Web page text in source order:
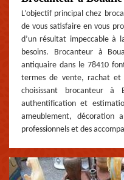
L’objectif principal chez
de vous satisfaire en vous
d’un résultat impeccable à
besoins. Brocanteur à
antiquaire dans le 78410
termes de vente, rachat et
choisissant brocanteur
authentification et
ameublement, décoration
professionnels et des